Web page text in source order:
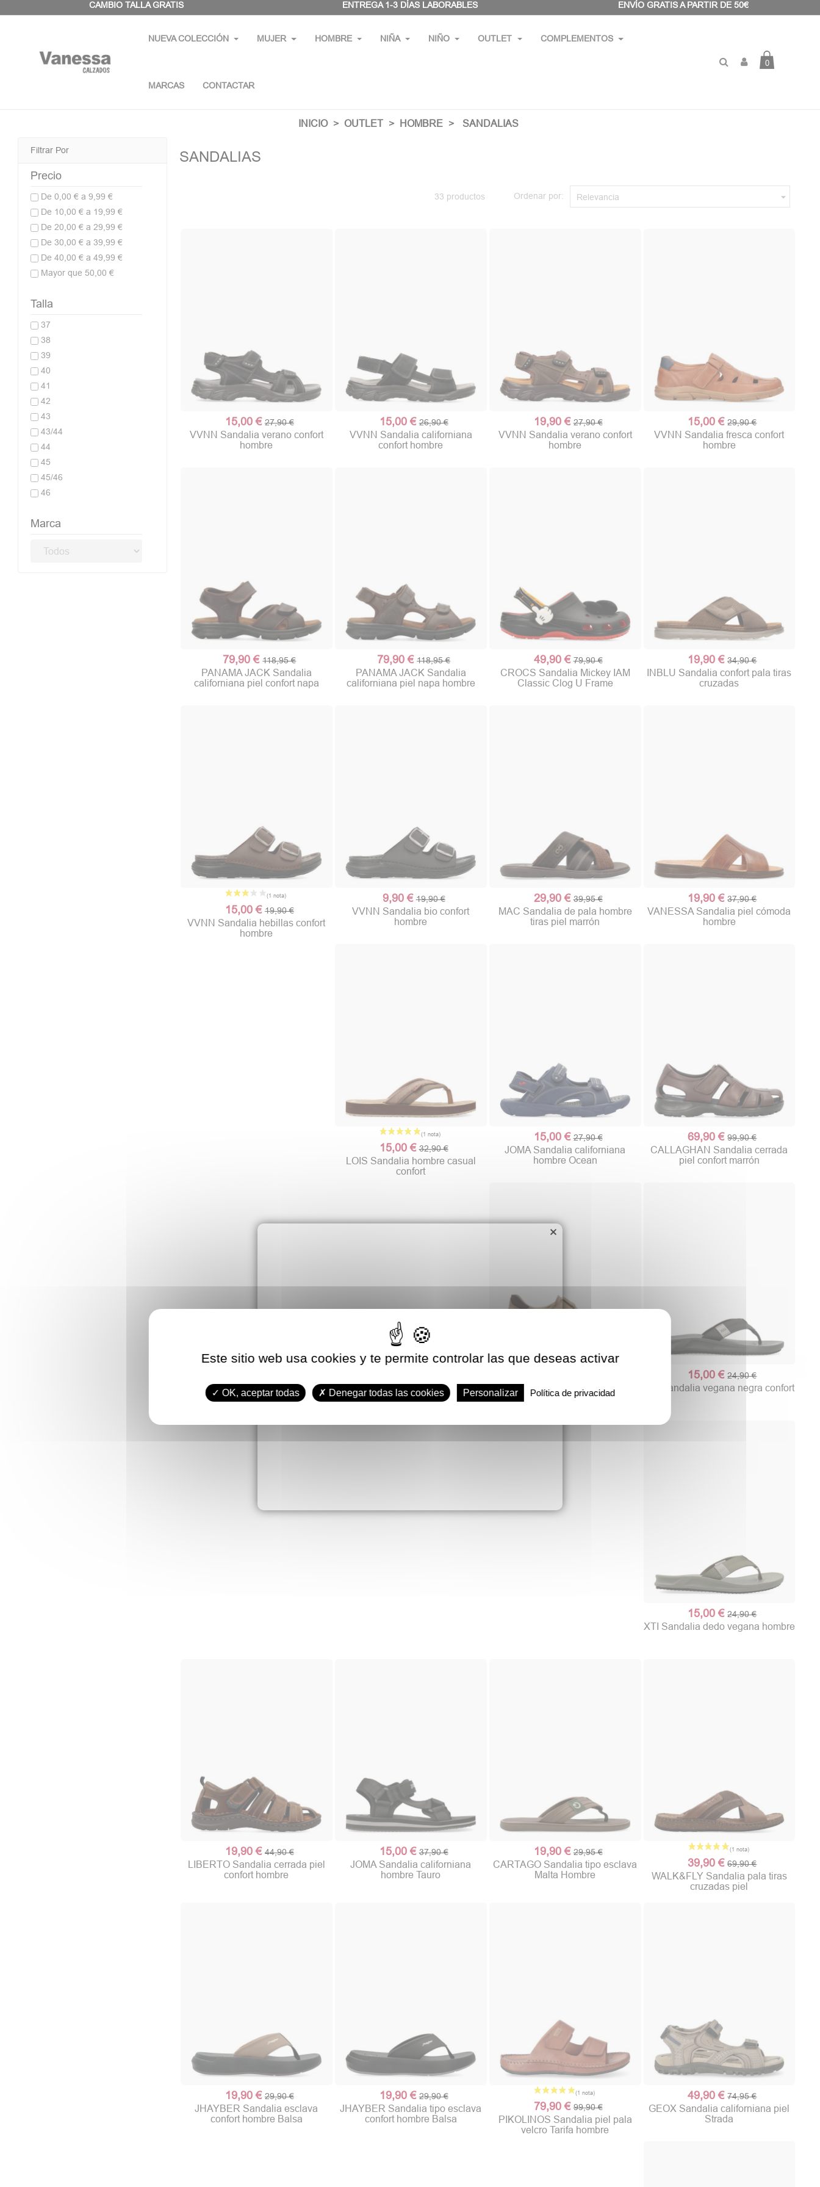
CAMBIO TALLA GRATIS ENTREGA 1-3 DÍAS LABORABLES ENVÍO GRATIS A PARTIR DE 50€
NUEVA COLECCIÓN MUJER HOMBRE NIÑA NIÑO OUTLET COMPLEMENTOS
MARCAS CONTACTAR
0
INICIO OUTLET HOMBRE SANDALIAS
Filtrar Por
Precio
De 0,00 € a 9,99 €
De 10,00 € a 19,99 €
De 20,00 € a 29,99 €
De 30,00 € a 39,99 €
De 40,00 € a 49,99 €
Mayor que 50,00 €
Talla
37
38
39
40
41
42
43
43/44
44
45
45/46
46
Marca
SANDALIAS
33 productos Ordenar por: Relevancia 
15,00 € 27,90 €
VVNN Sandalia verano confort
hombre
15,00 € 26,90 €
VVNN Sandalia californiana
confort hombre
19,90 € 27,90 €
VVNN Sandalia verano confort
hombre
15,00 € 29,90 €
VVNN Sandalia fresca confort
hombre
79,90 € 118,95 €
PANAMA JACK Sandalia
californiana piel confort napa
79,90 € 118,95 €
PANAMA JACK Sandalia
californiana piel napa hombre
49,90 € 79,90 €
CROCS Sandalia Mickey IAM
Classic Clog U Frame
19,90 € 34,90 €
INBLU Sandalia confort pala tiras
cruzadas
15,00 € 19,90 €
VVNN Sandalia hebillas confort
hombre
9,90 € 19,90 €
VVNN Sandalia bio confort
hombre
29,90 € 39,95 €
MAC Sandalia de pala hombre
tiras piel marrón
19,90 € 37,90 €
VANESSA Sandalia piel cómoda
hombre
(1 nota)
15,00 € 32,90 €
LOIS Sandalia hombre casual
confort
15,00 € 27,90 €
JOMA Sandalia californiana
hombre Ocean
69,90 € 99,90 €
CALLAGHAN Sandalia cerrada
piel confort marrón
LUISETTI Sandalia confort piel
15,00 € 24,90 €
XTI Sandalia vegana negra confort
15,00 € 24,90 €
XTI Sandalia dedo vegana hombre
19,90 € 44,90 €
LIBERTO Sandalia cerrada piel
confort hombre
15,00 € 37,90 €
JOMA Sandalia californiana
hombre Tauro
19,90 € 29,95 €
CARTAGO Sandalia tipo esclava
Malta Hombre
39,90 € 69,90 €
WALK&FLY Sandalia pala tiras
cruzadas piel
19,90 € 29,90 €
JHAYBER Sandalia esclava
confort hombre Balsa
19,90 € 29,90 €
JHAYBER Sandalia tipo esclava
confort hombre Balsa
79,90 € 99,90 €
PIKOLINOS Sandalia piel pala
velcro Tarifa hombre
49,90 € 74,95 €
GEOX Sandalia californiana piel
Strada
×
Panel de gestión de cookies
Este sitio web usa cookies y te permite controlar las que deseas activar
OK, aceptar todas Denegar todas las cookies Personalizar Política de privacidad